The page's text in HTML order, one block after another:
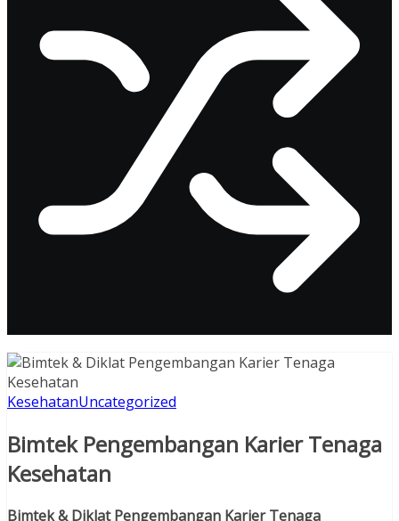
KesehatanUncategorized
Bimtek Pengembangan Karier Tenaga
Kesehatan
Bimtek & Diklat Pengembangan Karier Tenaga